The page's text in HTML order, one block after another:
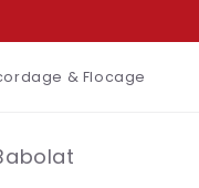
& Flocage